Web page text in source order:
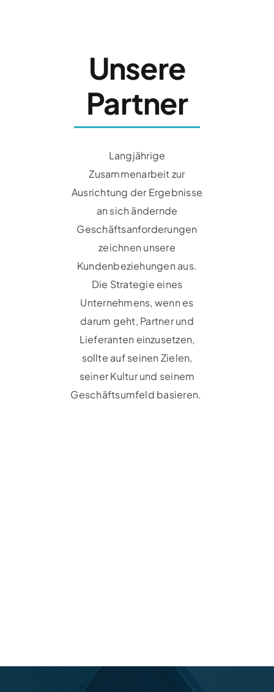
Unsere
Partner
Langjährige
Zusammenarbeit zur
Ausrichtung der Ergebnisse
an sich ändernde
Geschäftsanforderungen
zeichnen unsere
Kundenbeziehungen aus.
Die Strategie eines
Unternehmens, wenn es
darum geht, Partner und
Lieferanten einzusetzen,
sollte auf seinen Zielen,
seiner Kultur und seinem
Geschäftsumfeld basieren.